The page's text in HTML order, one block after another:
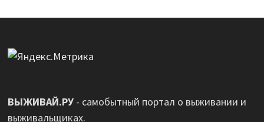
ВЫЖИВАЙ.РУ- самобытный портал о выживании и
выживальщиках.